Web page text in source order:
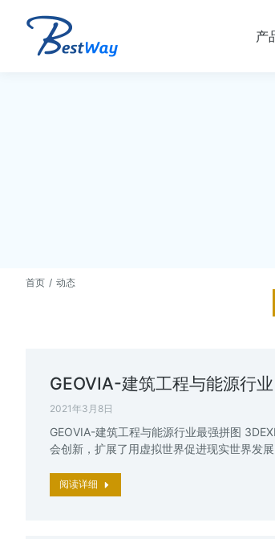
产
您在这里：
首页 动态
GEOVIA-建筑工程与能源行业
2021年3月8日
GEOVIA-建筑工程与能源行业最强拼图
会创新，扩展了用虚拟世界促进现实世界发
阅读详细